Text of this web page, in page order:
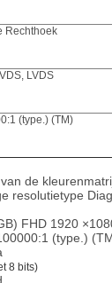
Rechthoek
LVDS
(type.) (TM)
de
resolutietype
FHD 1920
(type.)
8 bits)